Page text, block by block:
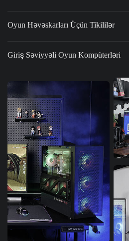
Oyun Həvəskarları Üçün Tikililər
Giriş Səviyyəli Oyun Kompüterləri